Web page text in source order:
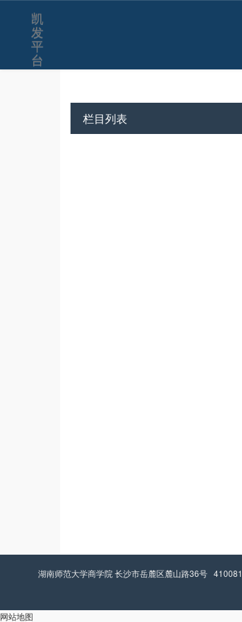
凯
发
平
台
栏目列表
湖南师范大学商学院 长沙市岳麓区麓山路36号 410081
网站地图